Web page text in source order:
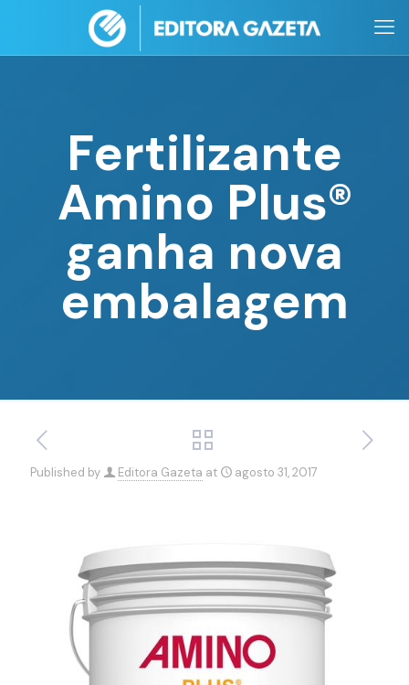
Fertilizante
Amino Plus®
ganha nova
embalagem
Published by Editora Gazeta at agosto 31, 2017